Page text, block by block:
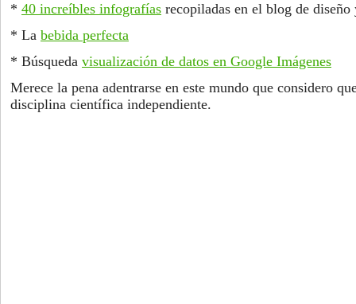
* 40 increíbles infografías recopiladas en el blog de
* La bebida perfecta
* Búsqueda visualización de datos en Google Imágenes
Merece la pena adentrarse en este mundo que considero
disciplina científica independiente.